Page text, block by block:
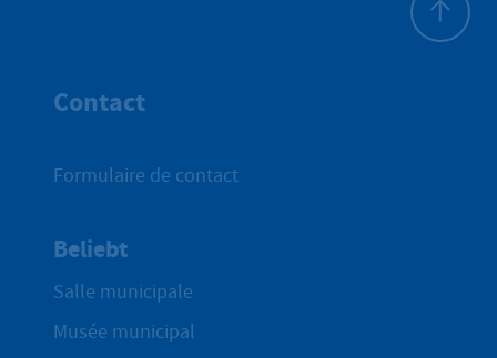
Contact
Formulaire de contact
Beliebt
Salle municipale
Musée municipal